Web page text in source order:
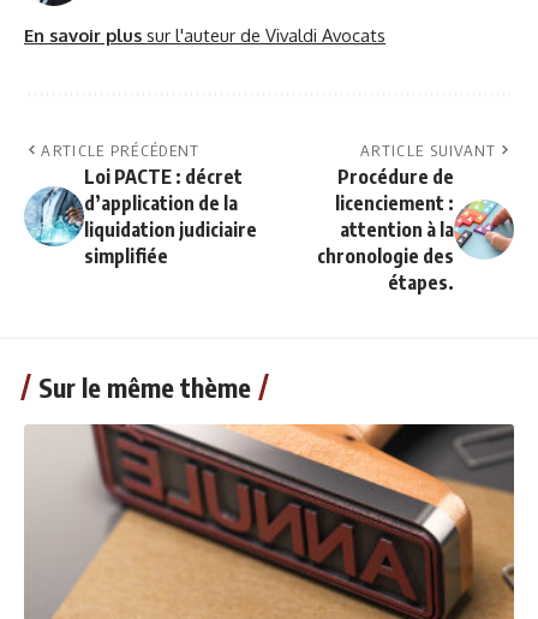
En savoir plus sur l'auteur de Vivaldi Avocats
ARTICLE PRÉCÉDENT
Loi PACTE : décret
d’application de la
liquidation judiciaire
simplifiée
ARTICLE SUIVANT
Procédure de
licenciement :
attention à la
chronologie des
étapes.
Sur le même thème